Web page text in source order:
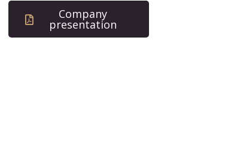
Company
presentation